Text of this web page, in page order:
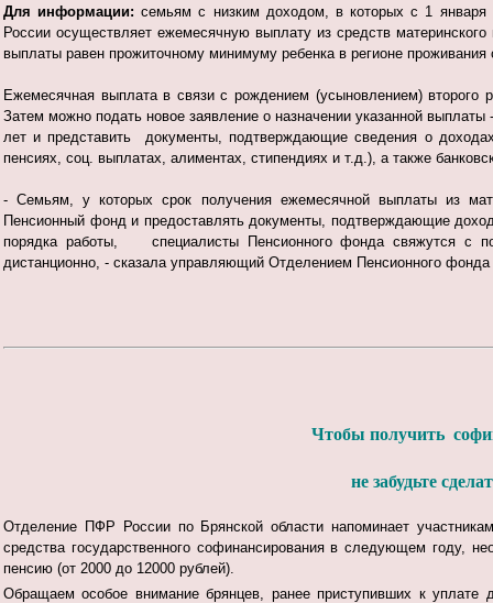
Для информации: семьям с низким доходом, в которых с 1
России осуществляет ежемесячную выплату из средств
выплаты равен прожиточному минимуму ребенка в регионе
Ежемесячная выплата в связи с рождением (усыновлением) второго
Затем можно подать новое заявление о назначении указанной
лет и представить документы, подтверждающие сведения о
пенсиях, соц. выплатах, алиментах, стипендиях и т.д.), а также
- Семьям, у которых срок получения ежемесячной выплаты из
Пенсионный фонд и предоставлять документы, подтверждающие
порядка работы, специалисты Пенсионного фонда свяжутся с
дистанционно, - сказала управляющий Отделением Пенсионного
Чтобы получить
не забудьте
Отделение ПФР России по Брянской области напоминает
средства государственного софинансирования в следующем году,
пенсию (от 2000 до 12000 рублей).
Обращаем особое внимание брянцев, ранее приступивших к уплате